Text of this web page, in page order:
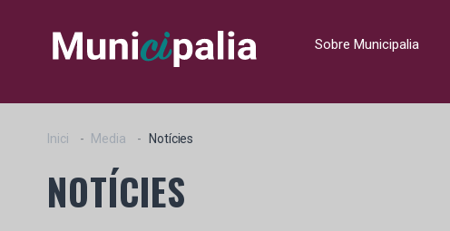
Sobre Municipalia
Inici Media Notícies
NOTÍCIES